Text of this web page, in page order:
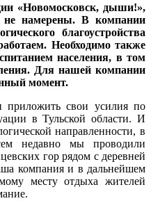
«Новомосковск, дыши!»,
не намерены. В компании
благоустройства
Необходимо также
населения, в том
Для нашей компании
момент.
свои усилия по
в Тульской области. И
направленности, в
недавно мы проводили
гор рядом с деревней
компания и в дальнейшем
месту отдыха жителей